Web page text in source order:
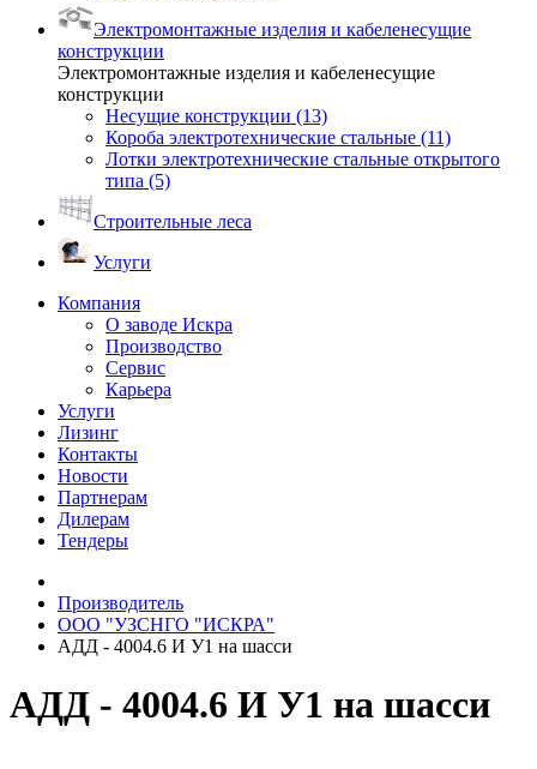
Электромонтажные изделия и кабеленесущие
конструкции
Электромонтажные изделия и кабеленесущие
конструкции
Несущие конструкции (13)
Короба электротехнические стальные (11)
Лотки электротехнические стальные открытого
типа (5)
Строительные леса
Услуги
Компания
О заводе Искра
Производство
Сервис
Карьера
Услуги
Лизинг
Контакты
Новости
Партнерам
Дилерам
Тендеры
Производитель
ООО "УЗСНГО "ИСКРА"
АДД - 4004.6 И У1 на шасси
АДД - 4004.6 И У1 на шасси